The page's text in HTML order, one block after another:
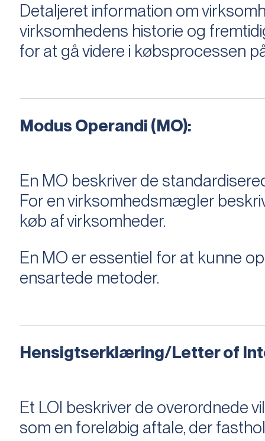
Detaljeret information om
virksomhedens historie og
for at gå videre i købsprocessen
Modus Operandi (MO):
En MO beskriver de
For en virksomhedsmægler
køb af virksomheder.
En MO er essentiel for at kunne
ensartede metoder.
Hensigtserklæring/Letter of
Et LOI beskriver de overordnede
som en foreløbig aftale, der